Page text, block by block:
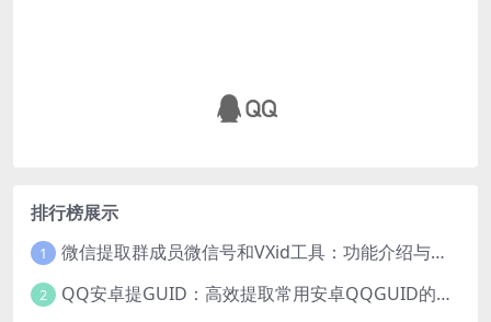
排行榜展示
1 微信提取群成员微信号和VXid工具：功能介绍与使用指南
2 QQ安卓提GUID：高效提取常用安卓QQGUID的新工具